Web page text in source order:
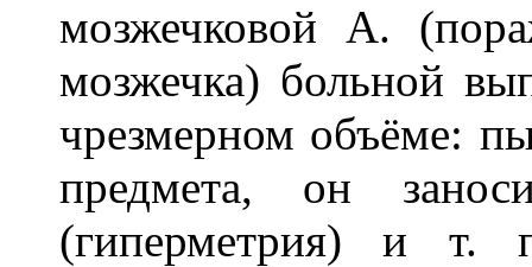
мозжечковой А.
мозжечка) больной
чрезмерном объёме:
предмета, он
(гиперметрия) и т.